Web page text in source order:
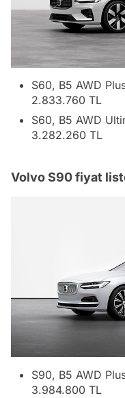
S60, B5 AWD
2.833.760 TL
S60, B5 AWD
3.282.260 TL
Volvo S90 fiyat
S90, B5 AWD
3.984.800 TL